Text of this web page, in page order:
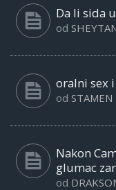
Da li sida
od
oralni sex
od STAMEN
Nakon
glumac
od